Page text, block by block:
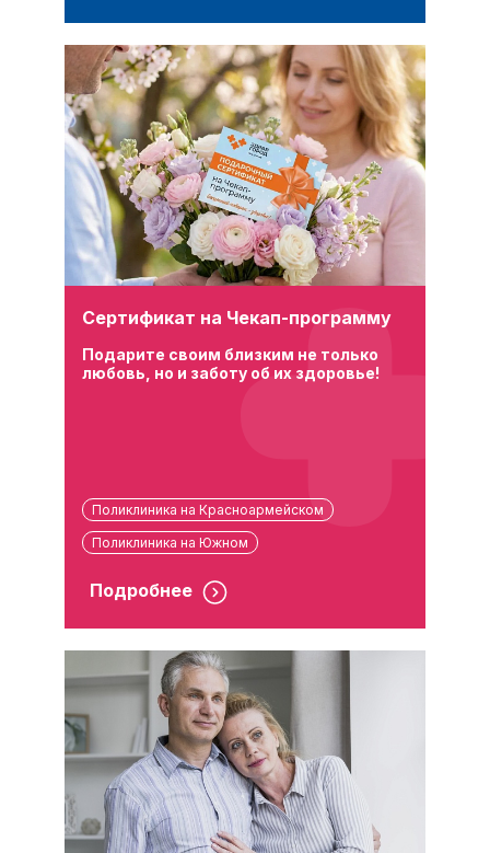
Сертификат на Чекап-программу
Подарите своим близким не только
любовь, но и заботу об их здоровье!
Поликлиника на Красноармейском
Поликлиника на Южном
Подробнее